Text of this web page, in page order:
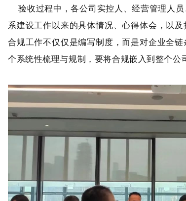
验收过程中，各公司实控人、经营管理人
系建设工作以来的具体情况、心得体会，以
合规工作不仅仅是编写制度，而是对企业全
个系统性梳理与规制，要将合规嵌入到整个公